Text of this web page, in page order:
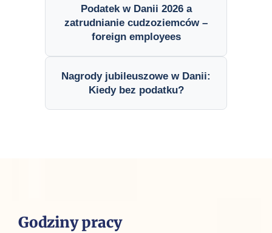
Podatek w Danii 2026 a
zatrudnianie cudzoziemców –
foreign employees
Nagrody jubileuszowe w Danii:
Kiedy bez podatku?
Godziny pracy